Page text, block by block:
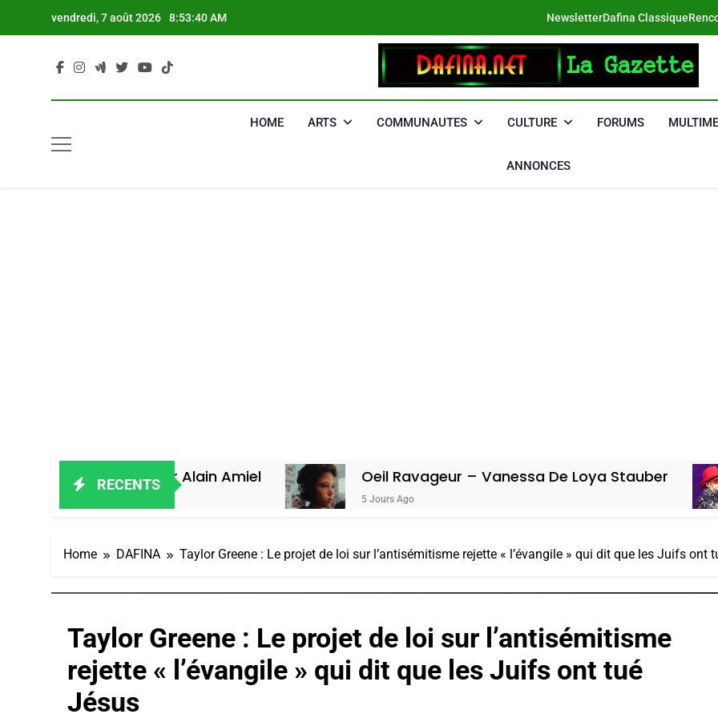
vendredi, 7 août 2026 8:53:41 AM NewsletterDafina Classique
DAFINA
HOME ARTS COMMUNAUTES CULTURE FORUMS
ANNONCES
RECENTS
Par Alain Amiel Oeil Ravageur – Vanessa De Loya Stauber
5 Jours Ago
«Tu
5 Jours
Home DAFINA Taylor Greene : Le projet de loi sur l’antisémitisme rejette « l’évangile » qui dit que les Juifs ont
Taylor Greene : Le projet de loi sur l’antisémitisme
rejette « l’évangile » qui dit que les Juifs ont tué
Jésus